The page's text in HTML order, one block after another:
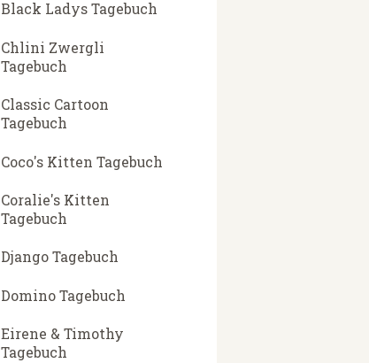
Black Ladys Tagebuch
Chlini Zwergli
Tagebuch
Classic Cartoon
Tagebuch
Coco's Kitten Tagebuch
Coralie's Kitten
Tagebuch
Django Tagebuch
Domino Tagebuch
Eirene & Timothy
Tagebuch